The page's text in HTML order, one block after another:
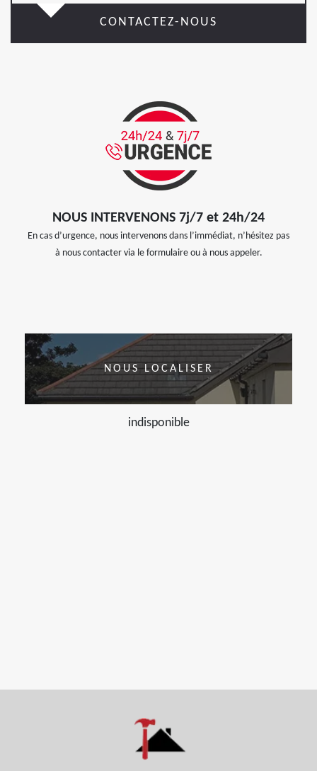
CONTACTEZ-NOUS
NOUS INTERVENONS 7j/7 et 24h/24
En cas d’urgence, nous intervenons dans l’immédiat, n’hésitez pas
à nous contacter via le formulaire ou à nous appeler.
NOUS LOCALISER
indisponible